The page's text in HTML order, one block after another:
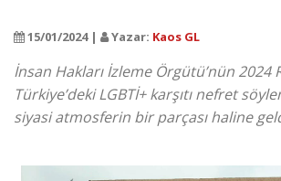
15/01/2024 | Yazar: Kaos GL
İnsan Hakları İzleme Örgütü’nün 2024
Türkiye’deki LGBTİ+ karşıtı nefret
siyasi atmosferin bir parçası haline